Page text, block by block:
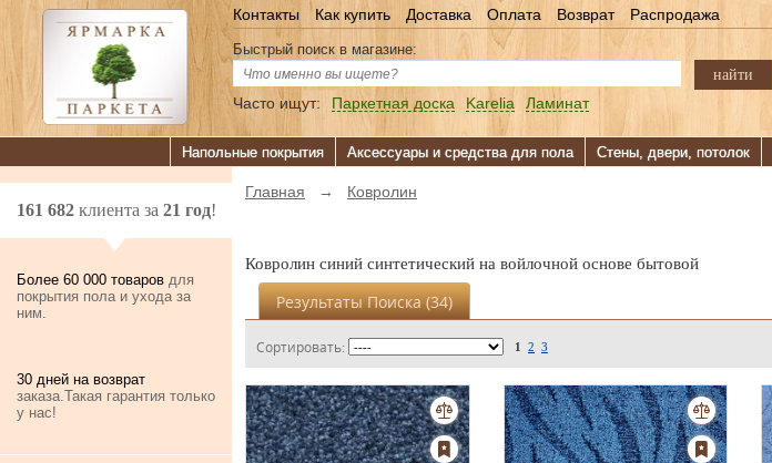
Контакты Как купить Доставка Оплата Возврат Распродажа
Быстрый поиск в магазине:
найти
Часто ищут: Паркетная доска Karelia Ламинат
Напольные покрытия Аксессуары и средства для пола Стены, двери, потолок
161 682 клиента за 21 год!
Более 60 000 товаров для
покрытия пола и ухода за
ним.
30 дней на возврат
заказа.Такая гарантия только
у нас!
Главная → Ковролин
Ковролин синий синтетический на войлочной основе бытовой
Результаты Поиска (34)
Сортировать: 1 2 3